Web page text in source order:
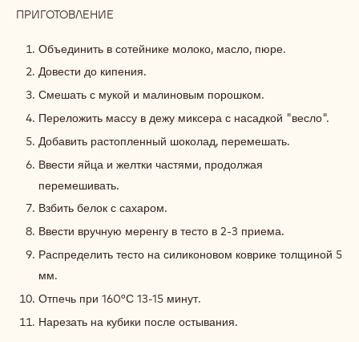
ПРИГОТОВЛЕНИЕ
БИСКВИТ
Объединить в сотейнике молоко, масло, пюре.
Довести до кипения.
Смешать с мукой и малиновым порошком.
Переложить массу в дежу миксера с насадкой "весло".
Добавить растопленный шоколад, перемешать.
Ввести яйца и желтки частями, продолжая
перемешивать.
Взбить белок с сахаром.
Ввести вручную меренгу в тесто в 2-3 приема.
Распределить тесто на силиконовом коврике толщиной 5
мм.
Отпечь при 160°С 13-15 минут.
Нарезать на кубики после остывания.